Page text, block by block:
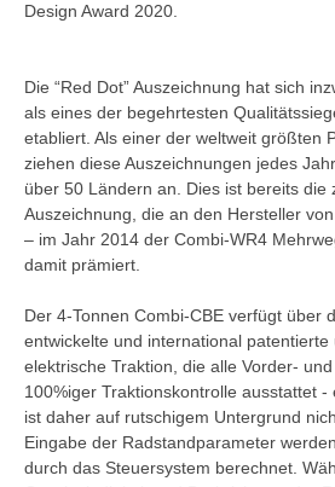
Design Award 2020.
Die “Red Dot” Auszeichnung hat sich
als eines der begehrtesten
etabliert. Als einer der weltweit größten
ziehen diese Auszeichnungen jedes
über 50 Ländern an. Dies ist bereits die
Auszeichnung, die an den Hersteller
– im Jahr 2014 der Combi-WR4
damit prämiert.
Der 4-Tonnen Combi-CBE verfügt über
entwickelte und international patentierte
elektrische Traktion, die alle Vorder-
100%iger Traktionskontrolle ausstattet -
ist daher auf rutschigem Untergrund
Eingabe der Radstandparameter
durch das Steuersystem berechnet.